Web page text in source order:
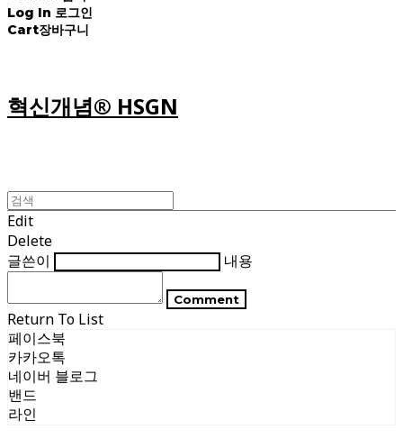
Log In 로그인
Cart장바구니
혁신개념® HSGN
Edit
Delete
글쓴이
내용
Comment
Return To List
페이스북
카카오톡
네이버 블로그
밴드
라인